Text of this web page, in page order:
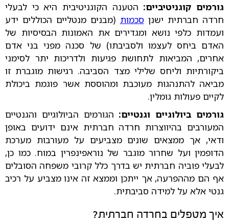
גורמים קוגניטיביים: הטענה הקוגניטיבית היא כי לבעלי
חרדה חברתית ישנן סכמות (מבנים מנטליים הכוללים ידע
ועמדות כלפי נושא ומגדירים את האמונות הבסיסיות של
האדם ביחס לעצמו ולסביבתו) של סכנה מפני בני אדם
אחרים, המביאות לתחושת פגיעות ולדריכות יתר לסימני
ביקורתיות וליחס שלילי מצד הסביבה. רגישות מוגברת זו
מביאה להתנהגות מעוכבת ומהוססת אשר פוגמת ביכולת
לקיים פעולות גומלין.
גורמים ביולוגיים וגנטיים: הגורמים הביולוגיים והגנטיים
המעורבים בהיווצרות חרדה חברתית אינם ידועים באופן
ודאי, אך ממצאים שונים מצביעים על מעורבות מערכת
הדופמין ועל שחרור מוגבר של נוראפינפרין במוח. כמו כן,
לבעלי פוביה חברתית יש בדרך כלל קרובי משפחה הסובלים
אף הם מההפרעה, אך ייתכן וממצא זה אינו מצביע על רכיב
גנטי אלא על למידה סביבתית.
איך מטפלים בחרדה חברתית?